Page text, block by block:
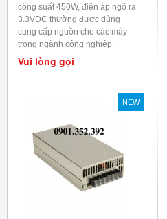
công suất 450W, điện áp ngõ ra
3.3VDC thường được dùng
cung cấp nguồn cho các máy
trong ngành công nghiệp.
Vui lòng gọi
NEW